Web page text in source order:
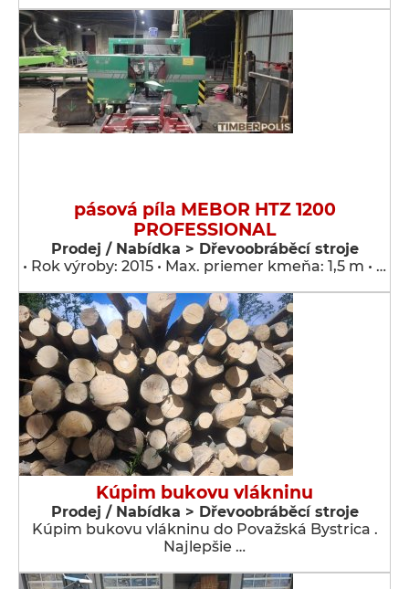
pásová píla MEBOR HTZ 1200
PROFESSIONAL
Prodej / Nabídka > Dřevoobráběcí stroje
• Rok výroby: 2015 • Max. priemer kmeňa: 1,5 m • …
Kúpim bukovu vlákninu
Prodej / Nabídka > Dřevoobráběcí stroje
Kúpim bukovu vlákninu do Považská Bystrica .
Najlepšie …